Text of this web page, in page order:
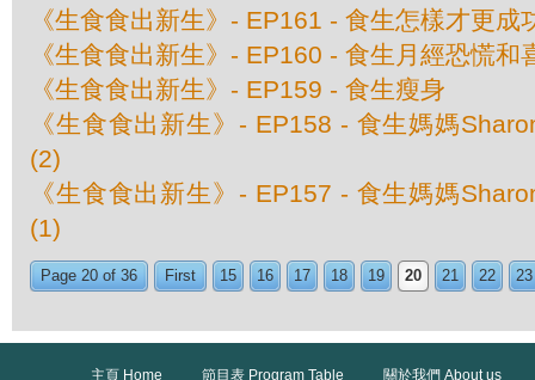
《生食食出新生》- EP161 - 食生怎樣才更成
《生食食出新生》- EP160 - 食生月經恐慌和
《生食食出新生》- EP159 - 食生瘦身
《生食食出新生》- EP158 - 食生媽媽
(2)
《生食食出新生》- EP157 - 食生媽媽
(1)
Page 20 of 36 First 15 16 17 18 19 20 21 22 23
主頁 Home 節目表 Program Table 關於我們 About us